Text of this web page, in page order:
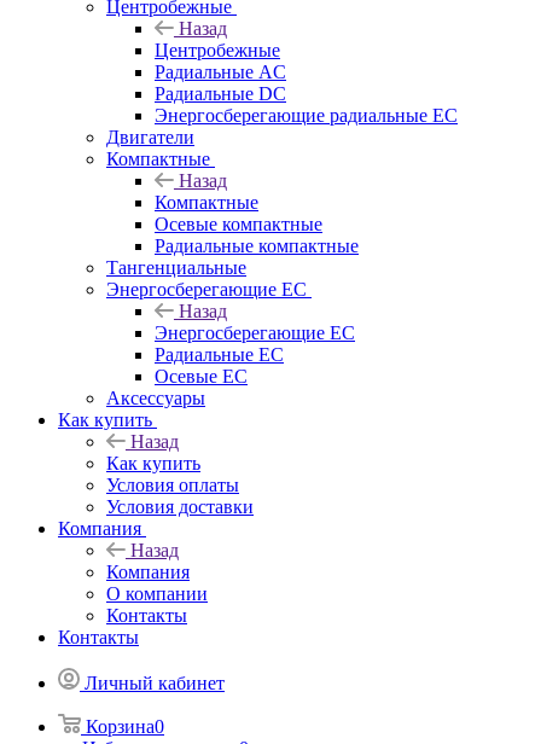
Центробежные
Назад
Центробежные
Радиальные AC
Радиальные DC
Энергосберегающие радиальные EC
Двигатели
Компактные
Назад
Компактные
Осевые компактные
Радиальные компактные
Тангенциальные
Энергосберегающие EC
Назад
Энергосберегающие EC
Радиальные EC
Осевые EC
Аксессуары
Как купить
Назад
Как купить
Условия оплаты
Условия доставки
Компания
Назад
Компания
О компании
Контакты
Контакты
Личный кабинет
Корзина0